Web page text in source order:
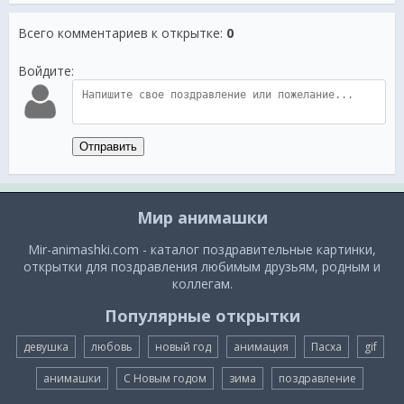
Всего комментариев к открытке: 0
Войдите:
Отправить
Мир анимашки
Mir-animashki.com - каталог поздравительные картинки,
открытки для поздравления любимым друзьям, родным и
коллегам.
Популярные открытки
девушка любовь новый год анимация Пасха gif
анимашки С Новым годом зима поздравление